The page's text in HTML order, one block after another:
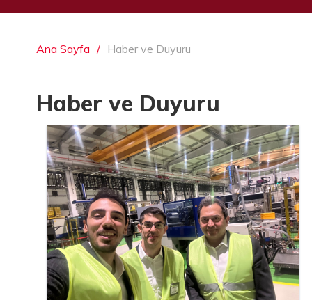
Ana Sayfa Haber ve Duyuru
Haber ve Duyuru